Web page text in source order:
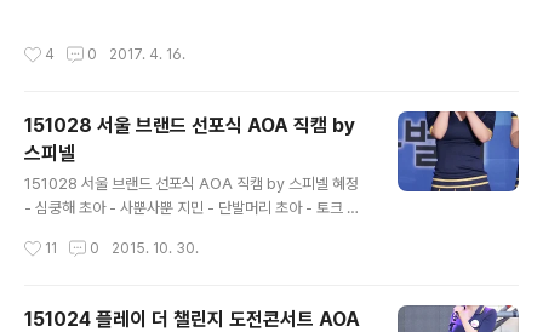
4 0 2017. 4. 16.
151028 서울 브랜드 선포식 AOA 직캠 by
스피넬
151028 서울 브랜드 선포식 AOA 직캠 by 스피넬 혜정
- 심쿵해 초아 - 사뿐사뿐 지민 - 단발머리 초아 - 토크 초
11 0 2015. 10. 30.
151024 플레이 더 챌린지 도전콘서트 AOA